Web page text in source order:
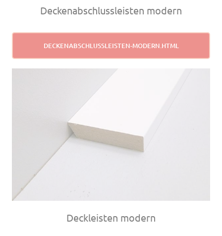
Deckenabschlussleisten modern
DECKENABSCHLUSSLEISTEN-MODERN.HTML
Deckleisten modern